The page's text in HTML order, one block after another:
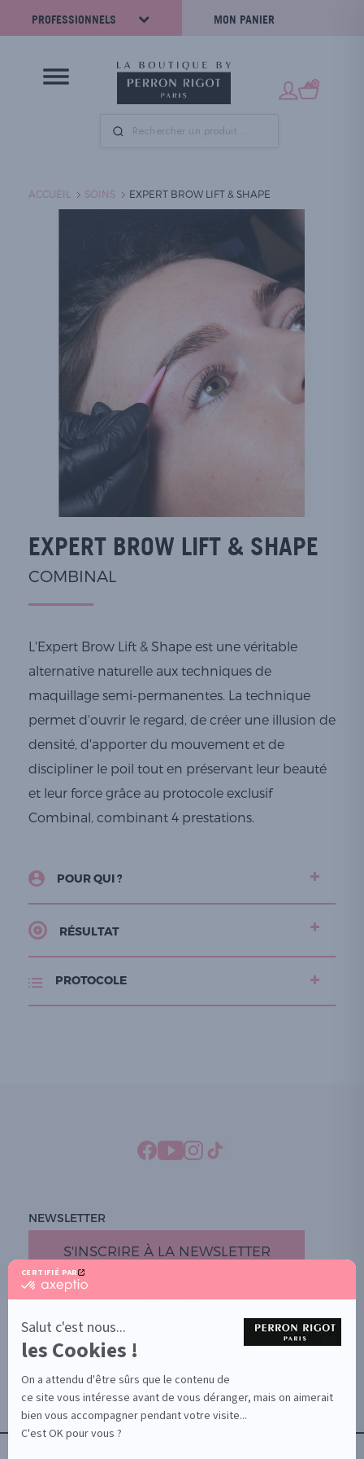
CERTIFIÉ PAR
certifié
En
savoir
plus
sur
Axeptio
Salut c'est nous...
les Cookies !
On a attendu d'être sûrs que le contenu de
ce site vous intéresse avant de vous déranger, mais on aimerait
bien vous accompagner pendant votre visite...
C'est OK pour vous ?
PROFESSIONNELS MON PANIER
0
ACCUEIL SOINS EXPERT BROW LIFT & SHAPE
EXPERT BROW LIFT & SHAPE
COMBINAL
L'Expert Brow Lift & Shape est une véritable
alternative naturelle aux techniques de
maquillage semi-permanentes. La technique
permet d'ouvrir le regard, de créer une illusion de
densité, d'apporter du mouvement et de
discipliner le poil tout en préservant leur beauté
et leur force grâce au protocole exclusif
Combinal, combinant 4 prestations.
POUR QUI ?
RÉSULTAT
PROTOCOLE
NEWSLETTER
S'INSCRIRE À LA NEWSLETTER
BOUTIQUE PARTICULIERS
AIDE / FAQ
CONTACT
CGU/CGV